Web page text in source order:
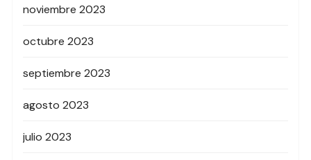
noviembre 2023
octubre 2023
septiembre 2023
agosto 2023
julio 2023